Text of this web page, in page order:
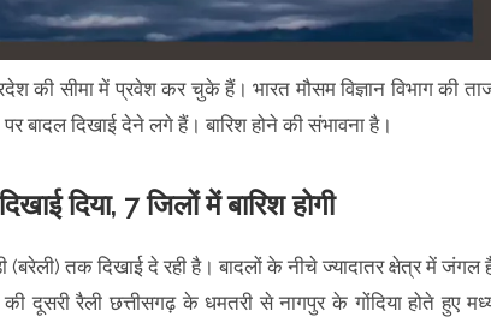
की सीमा में प्रवेश कर चुके हैं। भारत मौसम विज्ञान विभाग की
दिखाई देने लगे हैं। बारिश होने की संभावना है।
दिया, 7 जिलों में बारिश होगी
तक दिखाई दे रही है। बादलों के नीचे ज्यादातर क्षेत्र में जंगल
दूसरी रैली छत्तीसगढ़ के धमतरी से नागपुर के गोंदिया होते हुए